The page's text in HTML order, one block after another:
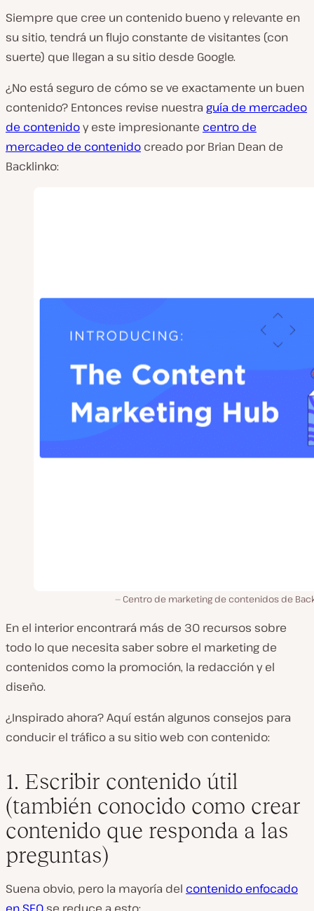
Siempre que cree un contenido buenoy relevante en
su sitio, tendrá un flujo constante de visitantes (con
suerte) que llegan a su sitio desde Google.
¿No está seguro de cómo se ve exactamente un buen
contenido? Entonces revise nuestra guía de mercadeo
de contenidoy este impresionante centro de
mercadeo de contenido creado por Brian Dean de
Backlinko:
Centro de marketing de contenidos de
En el interior encontrará más de 30 recursos sobre
todo lo que necesita saber sobre el marketing de
contenidos como la promoción, la redacción y el
diseño.
¿Inspirado ahora? Aquí están algunos consejos para
conducir el tráfico a su sitio web con contenido:
1. Escribir contenido útil
(también conocido como crear
contenido que responda a las
preguntas)
Suena obvio, pero la mayoría del contenido enfocado